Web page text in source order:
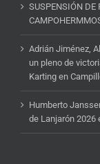
SUSPENSIÓN DE
Adrián Jiménez,
un pleno de
Karting en
Humberto
de Lanjarón 2026